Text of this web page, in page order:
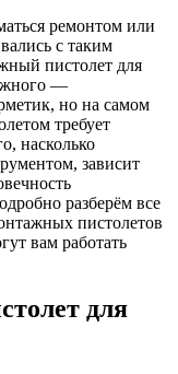
ремонтом или
с таким
пистолет для
—
но на самом
требует
насколько
зависит
разберём все
пистолетов
вам работать
для